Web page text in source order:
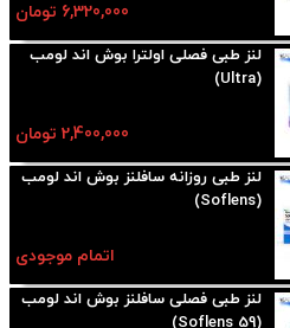
6,320,000 تومان
لنز طبی فصلی اولترا بوش اند لومب
(Ultra)
2,400,000 تومان
لنز طبی روزانه سافلنز بوش اند لومب
(Soflens)
اتمام موجودی
لنز طبی فصلی سافلنز بوش اند لومب
(Soflens 59)